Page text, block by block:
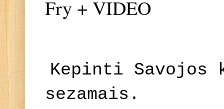
Fry + VIDEO
Kepinti
sezamais.